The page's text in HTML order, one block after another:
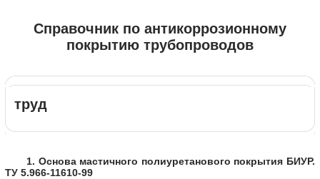
Справочник по антикоррозионному
покрытию трубопроводов
труд
1. Основа мастичного полиуретанового покрытия БИУР.
ТУ 5.966-11610-99